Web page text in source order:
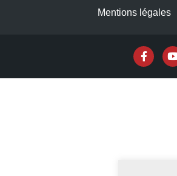
Mentions légales